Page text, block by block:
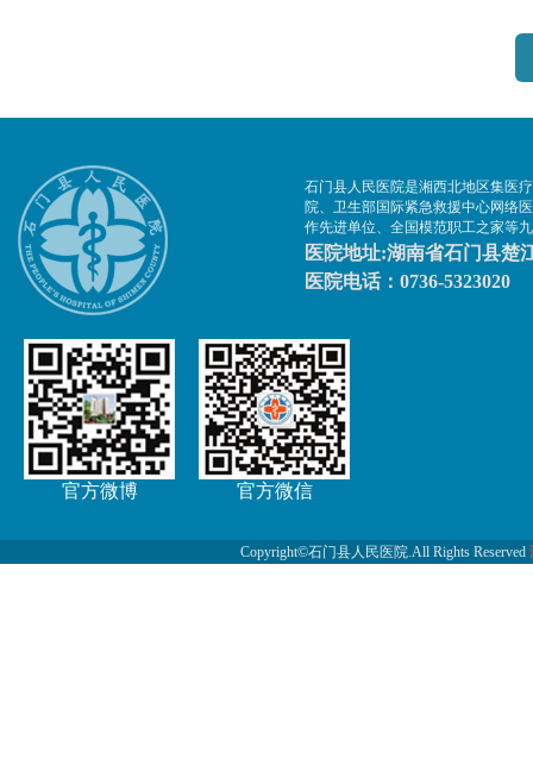
石门县人民医院是湘西北地区集医
院、卫生部国际紧急救援中心网络
作先进单位、全国模范职工之家等
医院地址:湖南省石门县楚
医院电话：0736-5323020
官方微博 官方微信
Copyright©石门县人民医院.All Rights Reserved